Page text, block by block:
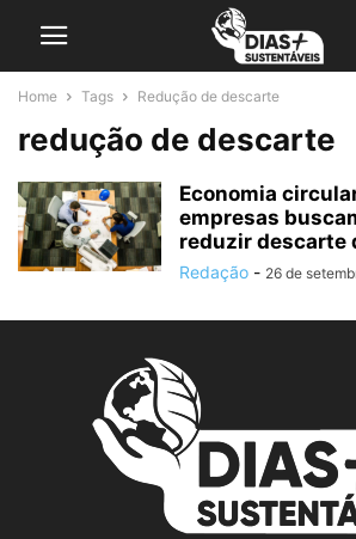
Home Tags Redução de descarte
redução de descarte
Economia
empresas
reduzir descarte
Redação - 26 de